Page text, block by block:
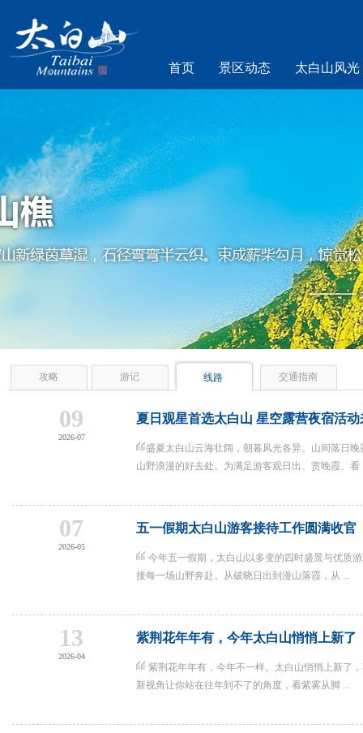
首页 景区动态 太白山风光
攻略 游记 线路 交通指南
09
2026-07
夏日观星首选太白山 星空露营夜宿活动
盛夏太白山云海壮阔，朝暮风光各异。山间落日
山野浪漫的好去处。为满足游客观日出、赏晚霞、看
07
2026-05
五一假期太白山游客接待工作圆满收官
今年五一假期，太白山以多变的四时盛景与优质
接每一场山野奔赴。从破晓日出到漫山落霞，从 ...
13
2026-04
紫荆花年年有，今年太白山悄悄上新了
紫荆花年年有，今年不一样。太白山悄悄上新了
新视角让你站在往年到不了的角度，看紫雾从脚 ...